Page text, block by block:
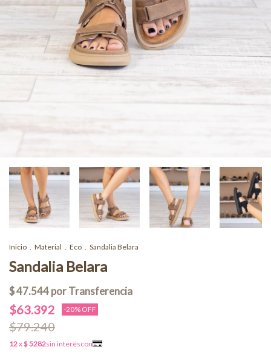
Inicio . Material . Eco . Sandalia Belara
Sandalia Belara
$63.392 -20% OFF
$79.240